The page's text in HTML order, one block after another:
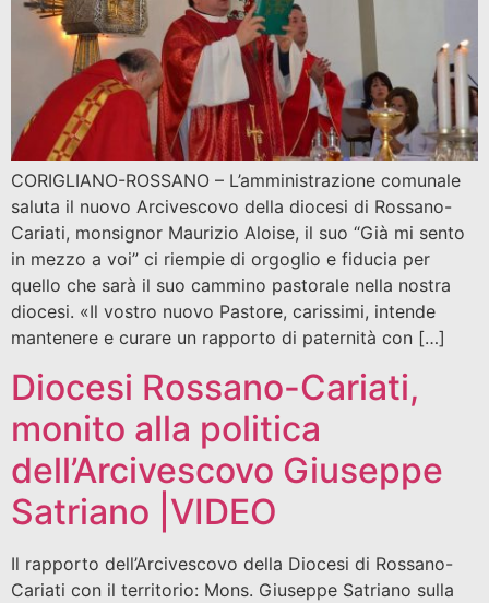
CORIGLIANO-ROSSANO – L’amministrazione comunale
saluta il nuovo Arcivescovo della diocesi di Rossano-
Cariati, monsignor Maurizio Aloise, il suo “Già mi sento
in mezzo a voi” ci riempie di orgoglio e fiducia per
quello che sarà il suo cammino pastorale nella nostra
diocesi. «Il vostro nuovo Pastore, carissimi, intende
mantenere e curare un rapporto di paternità con […]
Diocesi Rossano-Cariati,
monito alla politica
dell’Arcivescovo Giuseppe
Satriano |VIDEO
Il rapporto dell’Arcivescovo della Diocesi di Rossano-
Cariati con il territorio: Mons. Giuseppe Satriano sulla